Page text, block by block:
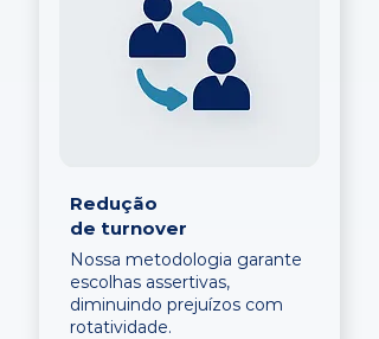
Redução
de turnover
Nossa metodologia garante
escolhas assertivas,
diminuindo prejuízos com
rotatividade.